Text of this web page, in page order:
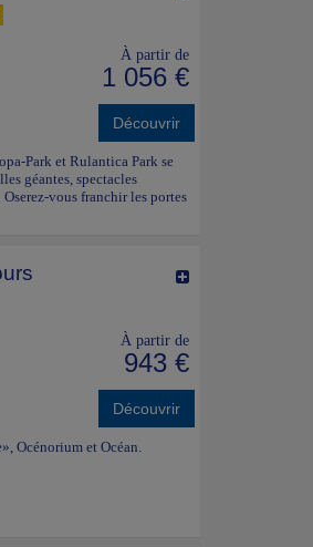
À partir de
1 056 €
Découvrir
Park et Rulantica Park se
géantes, spectacles
vous franchir les portes
À partir de
943 €
Découvrir
Océnorium et Océan.